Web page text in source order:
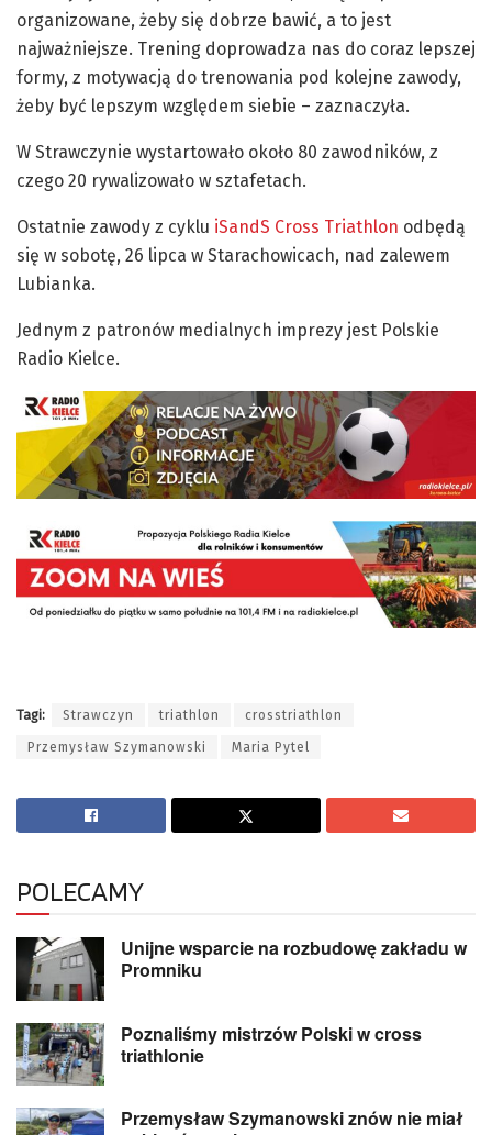
organizowane, żeby się dobrze bawić, a to jest
najważniejsze. Trening doprowadza nas do coraz lepszej
formy, z motywacją do trenowania pod kolejne zawody,
żeby być lepszym względem siebie – zaznaczyła.
W Strawczynie wystartowało około 80 zawodników, z
czego 20 rywalizowało w sztafetach.
Ostatnie zawody z cyklu iSandS Cross Triathlon odbędą
się w sobotę, 26 lipca w Starachowicach, nad zalewem
Lubianka.
Jednym z patronów medialnych imprezy jest Polskie
Radio Kielce.
Tagi: Strawczyn triathlon crosstriathlon
Przemysław Szymanowski Maria Pytel
POLECAMY
Unijne wsparcie na rozbudowę zakładu w
Promniku
Poznaliśmy mistrzów Polski w cross
triathlonie
Przemysław Szymanowski znów nie miał